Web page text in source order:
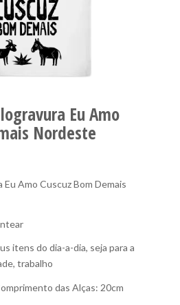
Eu Amo
Nordeste
Amo Cuscuz Bom Demais
itens do dia-a-dia, seja para a
trabalho
das Alças: 20cm